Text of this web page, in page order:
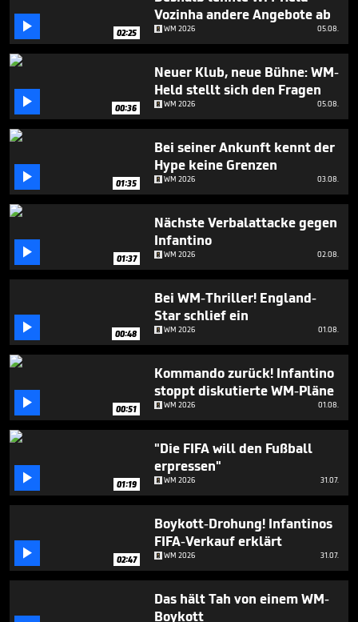
minute,
seconds
 02:25
Vozinha andere Angebote ab
WM 2026 05.08.
 00:36
Neuer Klub, neue Bühne: WM-
Held stellt sich den Fragen
WM 2026 05.08.
 01:35
Bei seiner Ankunft kennt der
Hype keine Grenzen
WM 2026 03.08.
 01:37
Nächste Verbalattacke gegen
Infantino
WM 2026 02.08.
 00:48
Bei WM-Thriller! England-
Star schlief ein
WM 2026 01.08.
 00:51
Kommando zurück! Infantino
stoppt diskutierte WM-Pläne
WM 2026 01.08.
 01:19
"Die FIFA will den Fußball
erpressen"
WM 2026 31.07.
 02:47
Boykott-Drohung! Infantinos
FIFA-Verkauf erklärt
WM 2026 31.07.
Das hält Tah von einem WM-
Boykott